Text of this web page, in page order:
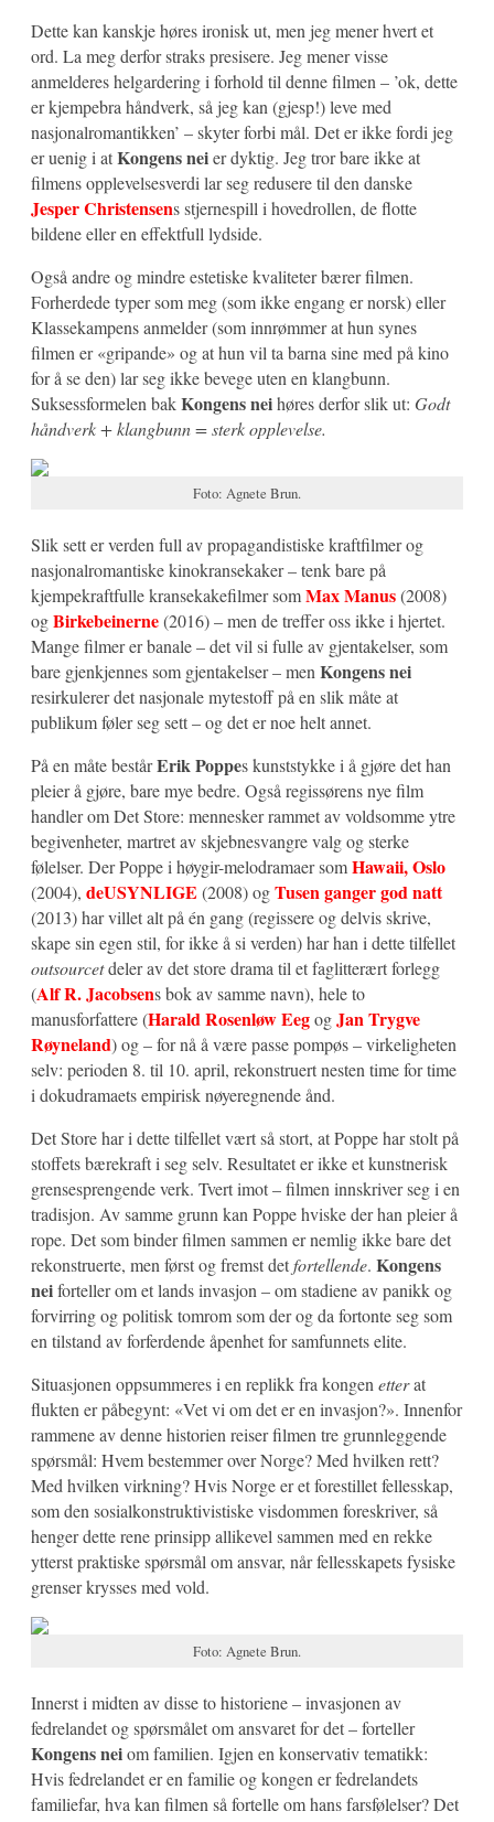
Dette kan kanskje høres ironisk ut, men jeg mener hvert et
ord. La meg derfor straks presisere. Jeg mener visse
anmelderes helgardering i forhold til denne filmen – ’ok, dette
er kjempebra håndverk, så jeg kan (gjesp!) leve med
nasjonalromantikken’ – skyter forbi mål. Det er ikke fordi jeg
er uenig i atKongens neier dyktig. Jeg tror bare ikke at
filmens opplevelsesverdi lar seg redusere til den danske
Jesper Christensens stjernespill i hovedrollen, de flotte
bildene eller en effektfull lydside.
Også andre og mindre estetiske kvaliteter bærer filmen.
Forherdede typer som meg (som ikke engang er norsk) eller
Klassekampens anmelder (som innrømmer at hun synes
filmen er «gripande» og at hun vil ta barna sine med på kino
for å se den) lar seg ikke bevege uten en klangbunn.
Suksessformelen bakKongens neihøres derfor slik ut: Godt
håndverk + klangbunn = sterk opplevelse.
Foto: Agnete Brun.
Slik sett er verden full av propagandistiske kraftfilmer og
nasjonalromantiske kinokransekaker – tenk bare på
kjempekraftfulle kransekakefilmer somMax Manus(2008)
ogBirkebeinerne(2016) – men de treffer oss ikke i hjertet.
Mange filmer er banale – det vil si fulle av gjentakelser, som
bare gjenkjennes som gjentakelser – men Kongens nei
resirkulerer det nasjonale mytestoff på en slik måte at
publikum føler seg sett – og det er noe helt annet.
På en måte bestårErik Poppes kunststykke i å gjøre det han
pleier å gjøre, bare mye bedre. Også regissørens nye film
handler om Det Store: mennesker rammet av voldsomme ytre
begivenheter, martret av skjebnesvangre valg og sterke
følelser. Der Poppe i høygir-melodramaer somHawaii, Oslo
(2004), deUSYNLIGE (2008) ogTusen ganger god natt
(2013) har villet alt på én gang (regissere og delvis skrive,
skape sin egen stil, for ikke å si verden) har han i dette tilfellet
outsourcetdeler av det store drama til et faglitterært forlegg
(Alf R. Jacobsens bok av samme navn), hele to
manusforfattere (Harald Rosenløw EegogJan Trygve
Røyneland) og – for nå å være passe pompøs – virkeligheten
selv: perioden 8. til 10. april, rekonstruert nesten time for time
i dokudramaets empirisk nøyeregnende ånd.
Det Store har i dette tilfellet vært så stort, at Poppe har stolt på
stoffets bærekraft i seg selv. Resultatet er ikke et kunstnerisk
grensesprengende verk. Tvert imot – filmen innskriver seg i en
tradisjon. Av samme grunn kan Poppe hviske der han pleier å
rope. Det som binder filmen sammen er nemlig ikke bare det
rekonstruerte, men først og fremst detfortellende. Kongens
neiforteller om et lands invasjon – om stadiene av panikk og
forvirring og politisk tomrom som der og da fortonte seg som
en tilstand av forferdende åpenhet for samfunnets elite.
Situasjonen oppsummeres i en replikk fra kongen etterat
flukten er påbegynt: «Vet vi om det er en invasjon?». Innenfor
rammene av denne historien reiser filmen tre grunnleggende
spørsmål: Hvem bestemmer over Norge? Med hvilken rett?
Med hvilken virkning? Hvis Norge er et forestillet fellesskap,
som den sosialkonstruktivistiske visdommen foreskriver, så
henger dette rene prinsipp allikevel sammen med en rekke
ytterst praktiske spørsmål om ansvar, når fellesskapets fysiske
grenser krysses med vold.
Foto: Agnete Brun.
Innerst i midten av disse to historiene – invasjonen av
fedrelandet og spørsmålet om ansvaret for det – forteller
Kongens neiom familien. Igjen en konservativ tematikk:
Hvis fedrelandet er en familie og kongen er fedrelandets
familiefar, hva kan filmen så fortelle om hans farsfølelser? Det